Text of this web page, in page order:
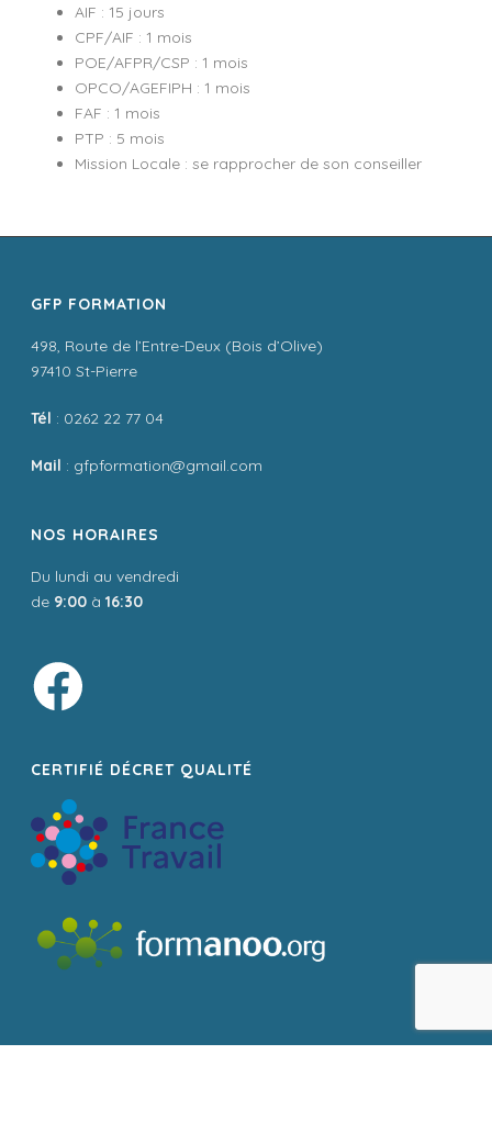
AIF : 15 jours
CPF/AIF : 1 mois
POE/AFPR/CSP : 1 mois
OPCO/AGEFIPH : 1 mois
FAF : 1 mois
PTP : 5 mois
Mission Locale : se rapprocher de son conseiller
GFP FORMATION
498, Route de l’Entre-Deux (Bois d’Olive)
97410 St-Pierre
Tél : 0262 22 77 04
Mail : gfpformation@gmail.com
NOS HORAIRES
Du lundi au vendredi
de 9:00 à16:30
CERTIFIÉ DÉCRET QUALITÉ